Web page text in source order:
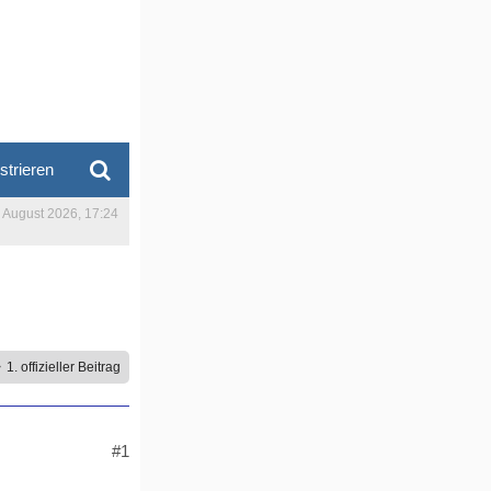
August 2026, 17:24
1. offizieller Beitrag
#1